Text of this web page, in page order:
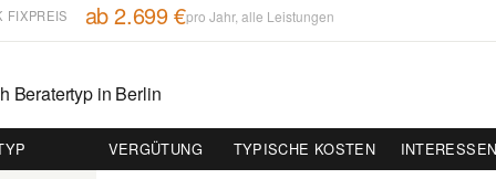
FIXPREIS ab 2.699 €pro Jahr, alle Leistungen
Beratertyp in Berlin
VERGÜTUNG TYPISCHE KOSTEN